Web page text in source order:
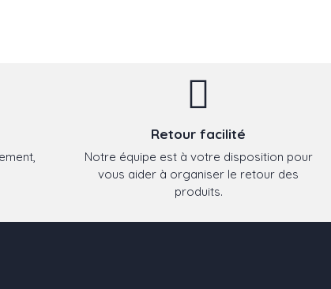
Retour facilité
Notre équipe est à votre disposition pour
vous aider à organiser le retour des
produits.